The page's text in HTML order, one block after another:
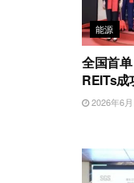
能源
全国首
REITs成
2026年6月